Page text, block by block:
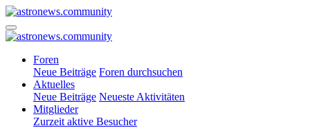
Foren
Neue Beiträge Foren durchsuchen
Aktuelles
Neue Beiträge Neueste Aktivitäten
Mitglieder
Zurzeit aktive Besucher